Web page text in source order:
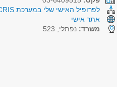
לפרופיל האישי שלי במערכת CRIS
אתר אישי
משרד: נפתלי, 523